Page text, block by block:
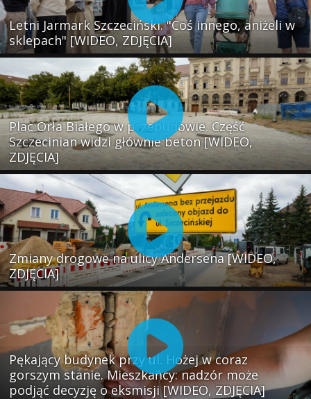
Letni Jarmark Szczeciński. "Coś innego, aniżeli w
sklepach" [WIDEO, ZDJĘCIA]
Plac Orła Białego w przebudowie. Część
Szczecinian widzi głównie beton [WIDEO,
ZDJĘCIA]
Zmiany drogowe na ulicy Andersena [WIDEO,
ZDJĘCIA]
Pękający budynek przy ul. Hożej w coraz
gorszym stanie. Mieszkańcy: nadzór może
podjąć decyzję o eksmisji [WIDEO, ZDJĘCIA]